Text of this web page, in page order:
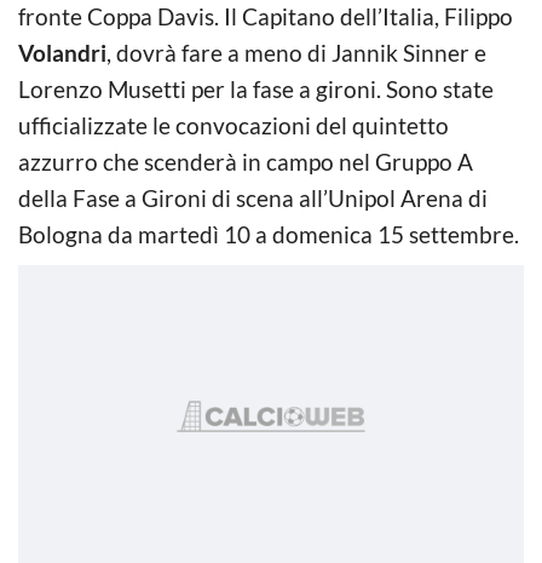
fronte Coppa Davis. Il Capitano dell’Italia, Filippo
Volandri, dovrà fare a meno di Jannik Sinner e
Lorenzo Musetti per la fase a gironi. Sono state
ufficializzate le convocazioni del quintetto
azzurro che scenderà in campo nel Gruppo A
della Fase a Gironi di scena all’Unipol Arena di
Bologna da martedì 10 a domenica 15 settembre.